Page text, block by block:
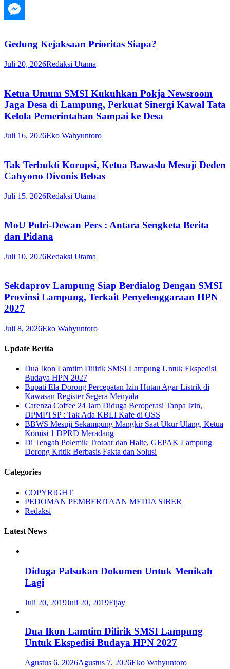
Gedung Kejaksaan Prioritas Siapa?
Juli 20, 2026Redaksi Utama
Ketua Umum SMSI Kukuhkan Pokja Newsroom
Jaga Desa di Lampung, Perkuat Sinergi Kawal Tata
Kelola Pemerintahan Sampai ke Desa
Juli 16, 2026Eko Wahyuntoro
Tak Terbukti Korupsi, Ketua Bawaslu Mesuji Deden
Cahyono Divonis Bebas
Juli 15, 2026Redaksi Utama
MoU Polri-Dewan Pers : Antara Sengketa Berita
dan Pidana
Juli 10, 2026Redaksi Utama
Sekdaprov Lampung Siap Berdialog Dengan SMSI
Provinsi Lampung, Terkait Penyelenggaraan HPN
2027
Juli 8, 2026Eko Wahyuntoro
Update Berita
Dua Ikon Lamtim Dilirik SMSI Lampung Untuk Ekspedisi
Budaya HPN 2027
Bupati Ela Dorong Percepatan Izin Hutan Agar Listrik di
Kawasan Register Segera Menyala
Carenza Coffee 24 Jam Diduga Beroperasi Tanpa Izin,
DPMPTSP : Tak Ada KBLI Kafe di OSS
BBWS Mesuji Sekampung Mangkir Saat Ukur Ulang, Ketua
Komisi 1 DPRD Meradang
Di Tengah Polemik Trotoar dan Halte, GEPAK Lampung
Dorong Kritik Berbasis Fakta dan Solusi
Categories
COPYRIGHT
PEDOMAN PEMBERITAAN MEDIA SIBER
Redaksi
Latest News
Diduga Palsukan Dokumen Untuk Menikah
Lagi
Juli 20, 2019Juli 20, 2019Fijay
Dua Ikon Lamtim Dilirik SMSI Lampung
Untuk Ekspedisi Budaya HPN 2027
Agustus 6, 2026Agustus 7, 2026Eko Wahyuntoro